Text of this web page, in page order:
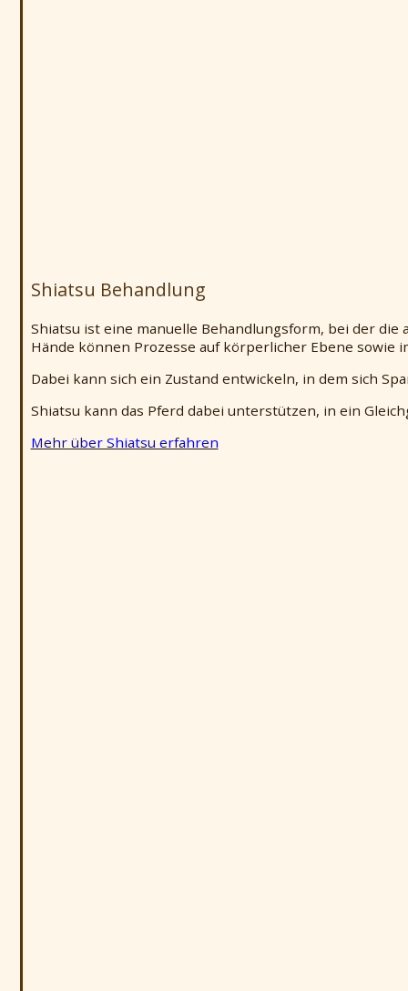
Shiatsu Behandlung
Shiatsu ist eine manuelle Behandlungsform, bei der
Hände können Prozesse auf körperlicher Ebene sowie
Dabei kann sich ein Zustand entwickeln, in dem sich
Shiatsu kann das Pferd dabei unterstützen, in ein
Mehr über Shiatsu erfahren